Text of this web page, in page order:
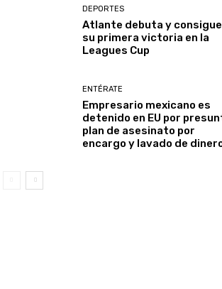
DEPORTES
Atlante debuta y consigue
su primera victoria en la
Leagues Cup
ENTÉRATE
Empresario mexicano es
detenido en EU por
plan de asesinato por
encargo y lavado de